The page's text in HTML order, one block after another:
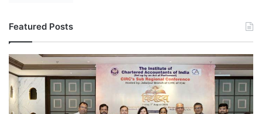
Featured Posts
टैक्स
और
कंपनी
ऑडिट
के